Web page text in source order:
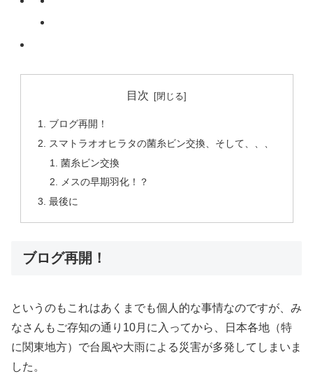
目次
ブログ再開！
スマトラオオヒラタの菌糸ビン交換、そして、、、
菌糸ビン交換
メスの早期羽化！？
最後に
ブログ再開！
というのもこれはあくまでも個人的な事情なのですが、み
なさんもご存知の通り10月に入ってから、日本各地（特
に関東地方）で台風や大雨による災害が多発してしまいま
した。